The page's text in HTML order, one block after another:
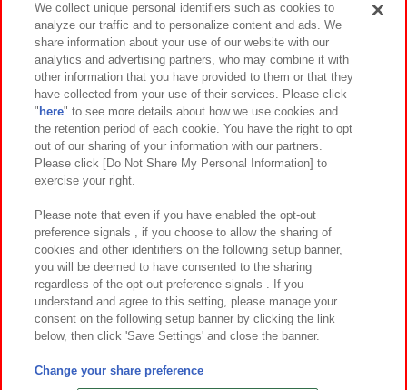
イベント・キャンペーン
関連会社 サステナビリティ サイトポリシー
プライバシーポリシー ウェブアクセシビリティ方針と検証結果
お取引先さまとともに
カスタマーハラスメント対応方針 よくあるご質問・お問い合わせ
©Bandai Namco Amusement Inc.
©Bandai Namco Amusement Lab Inc.
We collect unique personal identifiers such as cookies to
analyze our traffic and to personalize content and ads. We
share information about your use of our website with our
analytics and advertising partners, who may combine it with
other information that you have provided to them or that they
have collected from your use of their services. Please click
" here" to see more details about how we use cookies and
the retention period of each cookie. You have the right to opt
out of our sharing of your information with our partners.
Please click [Do Not Share My Personal Information] to
exercise your right.
Please note that even if you have enabled the opt-out
preference signals , if you choose to allow the sharing of
cookies and other identifiers on the following setup banner,
you will be deemed to have consented to the sharing
regardless of the opt-out preference signals . If you
understand and agree to this setting, please manage your
consent on the following setup banner by clicking the link
below, then click 'Save Settings' and close the banner.
Change your share preference